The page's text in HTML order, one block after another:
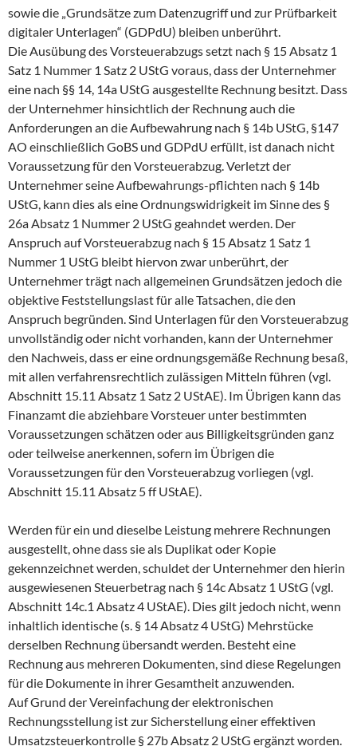
sowie die „Grundsätze zum Datenzugriff und zur Prüfbarkeit
digitaler Unterlagen“ (GDPdU) bleiben unberührt.
Die Ausübung des Vorsteuerabzugs setzt nach § 15 Absatz 1
Satz 1 Nummer 1 Satz 2 UStG voraus, dass der Unternehmer
eine nach §§ 14, 14a UStG ausgestellte Rechnung besitzt. Dass
der Unternehmer hinsichtlich der Rechnung auch die
Anforderungen an die Aufbewahrung nach § 14b UStG, §147
AO einschließlich GoBS und GDPdU erfüllt, ist danach nicht
Voraussetzung für den Vorsteuerabzug. Verletzt der
Unternehmer seine Aufbewahrungs-pflichten nach § 14b
UStG, kann dies als eine Ordnungswidrigkeit im Sinne des §
26a Absatz 1 Nummer 2 UStG geahndet werden. Der
Anspruch auf Vorsteuerabzug nach § 15 Absatz 1 Satz 1
Nummer 1 UStG bleibt hiervon zwar unberührt, der
Unternehmer trägt nach allgemeinen Grundsätzen jedoch die
objektive Feststellungslast für alle Tatsachen, die den
Anspruch begründen. Sind Unterlagen für den Vorsteuerabzug
unvollständig oder nicht vorhanden, kann der Unternehmer
den Nachweis, dass er eine ordnungsgemäße Rechnung besaß,
mit allen verfahrensrechtlich zulässigen Mitteln führen (vgl.
Abschnitt 15.11 Absatz 1 Satz 2 UStAE). Im Übrigen kann das
Finanzamt die abziehbare Vorsteuer unter bestimmten
Voraussetzungen schätzen oder aus Billigkeitsgründen ganz
oder teilweise anerkennen, sofern im Übrigen die
Voraussetzungen für den Vorsteuerabzug vorliegen (vgl.
Abschnitt 15.11 Absatz 5 ff UStAE).
Werden für ein und dieselbe Leistung mehrere Rechnungen
ausgestellt, ohne dass sie als Duplikat oder Kopie
gekennzeichnet werden, schuldet der Unternehmer den hierin
ausgewiesenen Steuerbetrag nach § 14c Absatz 1 UStG (vgl.
Abschnitt 14c.1 Absatz 4 UStAE). Dies gilt jedoch nicht, wenn
inhaltlich identische (s. § 14 Absatz 4 UStG) Mehrstücke
derselben Rechnung übersandt werden. Besteht eine
Rechnung aus mehreren Dokumenten, sind diese Regelungen
für die Dokumente in ihrer Gesamtheit anzuwenden.
Auf Grund der Vereinfachung der elektronischen
Rechnungsstellung ist zur Sicherstellung einer effektiven
Umsatzsteuerkontrolle § 27b Absatz 2 UStG ergänzt worden.